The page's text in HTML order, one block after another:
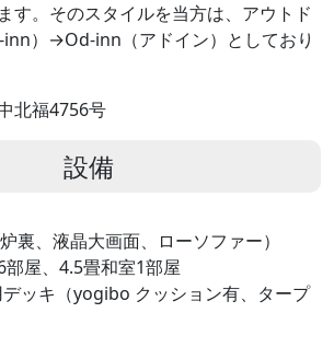
す。そのスタイルを当方は、アウトド
）→Od-inn（アドイン）としており
北福4756号
設備
裏、液晶大画面、ローソファー）
屋、4.5畳和室1部屋
キ（yogibo クッション有、タープ